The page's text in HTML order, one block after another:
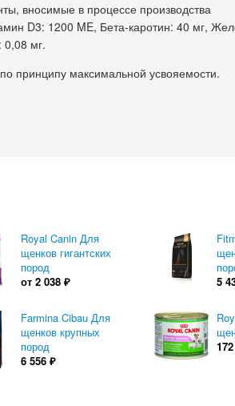
вносимые в процессе производства
D3: 1200 ME, Бета-каротин: 40 мг,
0,08 мг.
принципу максимальной усвояемости.
Royal Canin Для
щенков гигантских
пород
от2 038 ₽
5
Farmina Cibau Для
щенков крупных
пород
6 556 ₽
172